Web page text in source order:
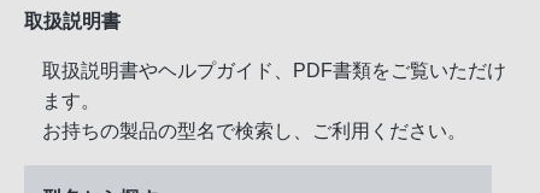
取扱説明書
取扱説明書やヘルプガイド、PDF書類をご覧いただけ
ます。
お持ちの製品の型名で検索し、ご利用ください。